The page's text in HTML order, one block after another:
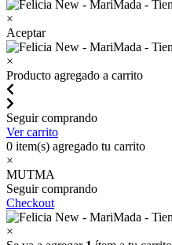
×
Aceptar
×
Producto agregado a carrito
Seguir comprando
Ver carrito
0 item(s) agregado tu carrito
×
MUTMA
Seguir comprando
Checkout
×